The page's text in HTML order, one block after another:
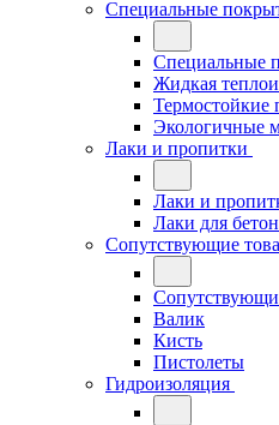
Специальные
Специальные
Жидкая
Термостойкие
Экологичные
Лаки и пропитки
Лаки и
Лаки для
Сопутствующие
Валик
Кисть
Пистолеты
Гидроизоляция